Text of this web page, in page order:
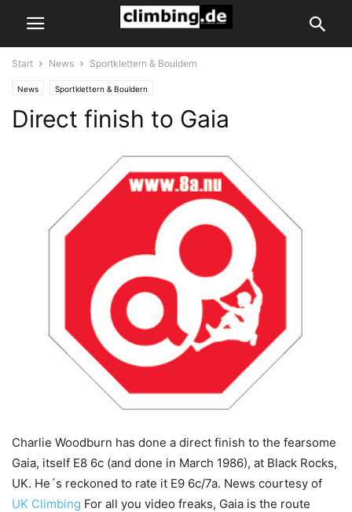
Start News Sportklettern & Bouldern
News Sportklettern & Bouldern
Direct finish to Gaia
Charlie Woodburn has done a direct finish to the fearsome
Gaia, itself E8 6c (and done in March 1986), at Black Rocks,
UK. He´s reckoned to rate it E9 6c/7a. News courtesy of
UK Climbing For all you video freaks, Gaia is the route